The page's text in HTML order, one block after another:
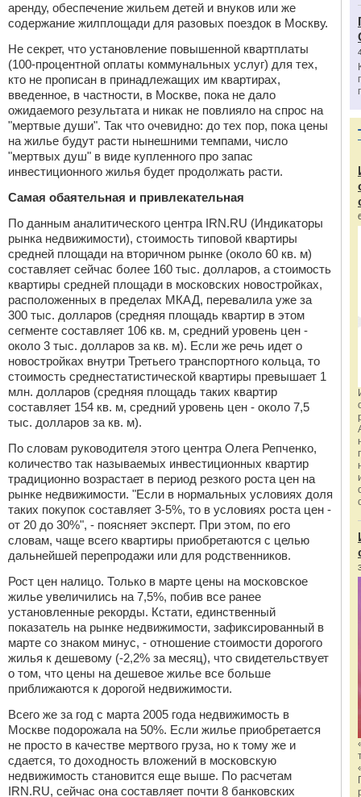
аренду, обеспечение жильем детей и внуков или же
содержание жилплощади для разовых поездок в Москву.
Не секрет, что установление повышенной квартплаты
(100-процентной оплаты коммунальных услуг) для тех,
кто не прописан в принадлежащих им квартирах,
введенное, в частности, в Москве, пока не дало
ожидаемого результата и никак не повлияло на спрос на
"мертвые души". Так что очевидно: до тех пор, пока цены
на жилье будут расти нынешними темпами, число
"мертвых душ" в виде купленного про запас
инвестиционного жилья будет продолжать расти.
Самая обаятельная и привлекательная
По данным аналитического центра IRN.RU (Индикаторы
рынка недвижимости), стоимость типовой квартиры
средней площади на вторичном рынке (около 60 кв. м)
составляет сейчас более 160 тыс. долларов, а стоимость
квартиры средней площади в московских новостройках,
расположенных в пределах МКАД, перевалила уже за
300 тыс. долларов (средняя площадь квартир в этом
сегменте составляет 106 кв. м, средний уровень цен -
около 3 тыс. долларов за кв. м). Если же речь идет о
новостройках внутри Третьего транспортного кольца, то
стоимость среднестатистической квартиры превышает 1
млн. долларов (средняя площадь таких квартир
составляет 154 кв. м, средний уровень цен - около 7,5
тыс. долларов за кв. м).
По словам руководителя этого центра Олега Репченко,
количество так называемых инвестиционных квартир
традиционно возрастает в период резкого роста цен на
рынке недвижимости. "Если в нормальных условиях доля
таких покупок составляет 3-5%, то в условиях роста цен -
от 20 до 30%", - поясняет эксперт. При этом, по его
словам, чаще всего квартиры приобретаются с целью
дальнейшей перепродажи или для родственников.
Рост цен налицо. Только в марте цены на московское
жилье увеличились на 7,5%, побив все ранее
установленные рекорды. Кстати, единственный
показатель на рынке недвижимости, зафиксированный в
марте со знаком минус, - отношение стоимости дорогого
жилья к дешевому (-2,2% за месяц), что свидетельствует
о том, что цены на дешевое жилье все больше
приближаются к дорогой недвижимости.
Всего же за год с марта 2005 года недвижимость в
Москве подорожала на 50%. Если жилье приобретается
не просто в качестве мертвого груза, но к тому же и
сдается, то доходность вложений в московскую
недвижимость становится еще выше. По расчетам
IRN.RU, сейчас она составляет почти 8 банковских